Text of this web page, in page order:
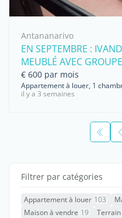
Antananarivo
EN SEPTEMBRE :
MEUBLÉ AVEC
€ 600 par mois
Appartement à louer, 1
il y a 3 semaines
Filtrer par catégories
Appartement à louer 103
Maison à vendre 19